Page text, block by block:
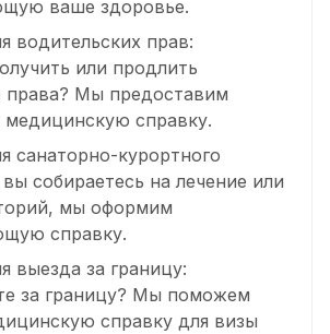
ваше здоровье.
водительских прав:
или продлить
права? Мы предоставим
справку.
санаторно-курортного
собираетесь на лечение или
мы оформим
справку.
выезда за границу:
за границу? Мы поможем
справку для визы